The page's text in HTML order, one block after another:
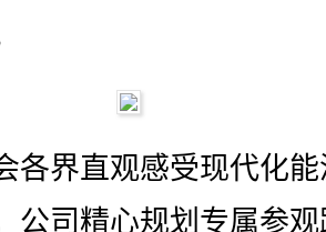
界直观感受现代化能
公司精心规划专属参